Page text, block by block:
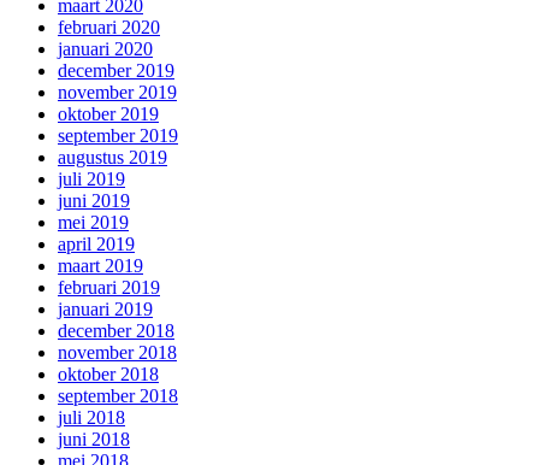
maart 2020
februari 2020
januari 2020
december 2019
november 2019
oktober 2019
september 2019
augustus 2019
juli 2019
juni 2019
mei 2019
april 2019
maart 2019
februari 2019
januari 2019
december 2018
november 2018
oktober 2018
september 2018
juli 2018
juni 2018
mei 2018